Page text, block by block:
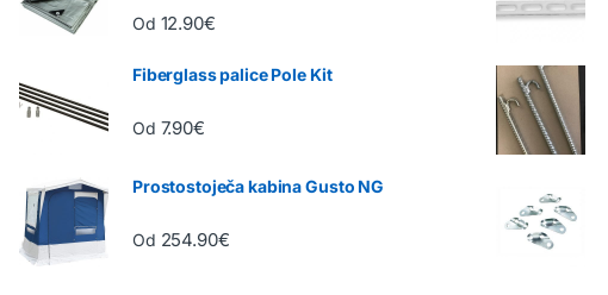
Ocenjeno
5.00 od 5
Od 12.90€
Fiberglass palice Pole Kit
Od 7.90€
Prostostoječa kabina Gusto NG
Od 254.90€